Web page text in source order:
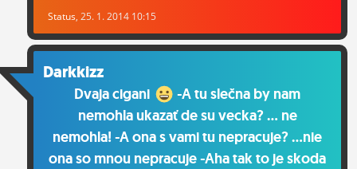
Status, 25. 1. 2014 10:15
Darkkizz
Dvaja cigani
-A tu slečna by nam
nemohla ukazať de su vecka? ... ne
nemohla! -A ona s vami tu nepracuje? ...nie
ona so mnou nepracuje -Aha tak to je skoda